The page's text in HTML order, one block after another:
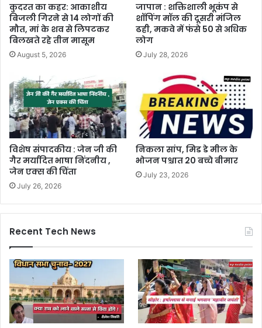
कुदरत का कहर: आकाशीय
बिजली गिरने से 14 लोगों की
मौत, मां के शव से लिपटकर
बिलखते रहे तीन मासूम
August 5, 2026
जापान : शक्तिशाली भूकंप से
शॉपिंग मॉल की दूसरी मंजिल
ढही, मकवे में फंसे 50 से अधिक
लोग
July 28, 2026
विशेष संपादकीय : जेन जी की
गैर मर्यादित भाषा निंदनीय ,
जेन एक्स की चिंता
July 26, 2026
निकला सांप, मिड डे मील के
भोजन पश्चात 20 बच्चे बीमार
July 23, 2026
Recent Tech News